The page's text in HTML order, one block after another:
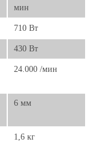
мин
710 Вт
430 Вт
24.000 /мин
6 мм
1,6 кг